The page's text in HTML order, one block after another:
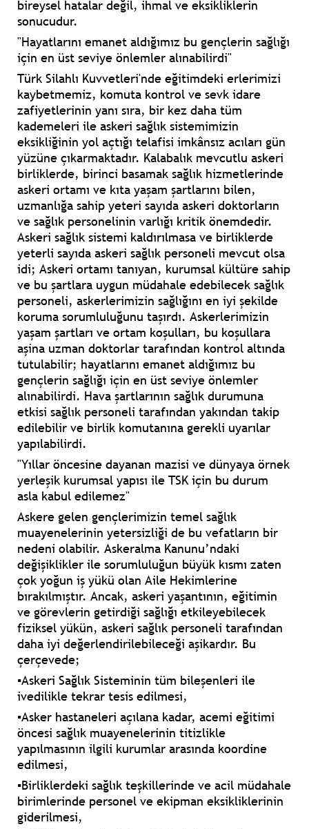
bireysel hatalar değil, ihmal ve eksikliklerin
sonucudur.
"Hayatlarını emanet aldığımız bu gençlerin sağlığı
için en üst seviye önlemler alınabilirdi"
Türk Silahlı Kuvvetleri'nde eğitimdeki erlerimizi
kaybetmemiz, komuta kontrol ve sevk idare
zafiyetlerinin yanı sıra, bir kez daha tüm
kademeleri ile askeri sağlık sistemimizin
eksikliğinin yol açtığı telafisi imkânsız acıları gün
yüzüne çıkarmaktadır. Kalabalık mevcutlu askeri
birliklerde, birinci basamak sağlık hizmetlerinde
askeri ortamı ve kıta yaşam şartlarını bilen,
uzmanlığa sahip yeteri sayıda askeri doktorların
ve sağlık personelinin varlığı kritik önemdedir.
Askeri sağlık sistemi kaldırılmasa ve birliklerde
yeterli sayıda askeri sağlık personeli mevcut olsa
idi; Askeri ortamı tanıyan, kurumsal kültüre sahip
ve bu şartlara uygun müdahale edebilecek sağlık
personeli, askerlerimizin sağlığını en iyi şekilde
koruma sorumluluğunu taşırdı. Askerlerimizin
yaşam şartları ve ortam koşulları, bu koşullara
aşina uzman doktorlar tarafından kontrol altında
tutulabilir; hayatlarını emanet aldığımız bu
gençlerin sağlığı için en üst seviye önlemler
alınabilirdi. Hava şartlarının sağlık durumuna
etkisi sağlık personeli tarafından yakından takip
edilebilir ve birlik komutanına gerekli uyarılar
yapılabilirdi.
"Yıllar öncesine dayanan mazisi ve dünyaya örnek
yerleşik kurumsal yapısı ile TSK için bu durum
asla kabul edilemez"
Askere gelen gençlerimizin temel sağlık
muayenelerinin yetersizliği de bu vefatların bir
nedeni olabilir. Askeralma Kanunu’ndaki
değişiklikler ile sorumluluğun büyük kısmı zaten
çok yoğun iş yükü olan Aile Hekimlerine
bırakılmıştır. Ancak, askeri yaşantının, eğitimin
ve görevlerin getirdiği sağlığı etkileyebilecek
fiziksel yükün, askeri sağlık personeli tarafından
daha iyi değerlendirilebileceği aşikardır. Bu
çerçevede;
▪Askeri Sağlık Sisteminin tüm bileşenleri ile
ivedilikle tekrar tesis edilmesi,
▪Asker hastaneleri açılana kadar, acemi eğitimi
öncesi sağlık muayenelerinin titizlikle
yapılmasının ilgili kurumlar arasında koordine
edilmesi,
▪Birliklerdeki sağlık teşkillerinde ve acil müdahale
birimlerinde personel ve ekipman eksikliklerinin
giderilmesi,